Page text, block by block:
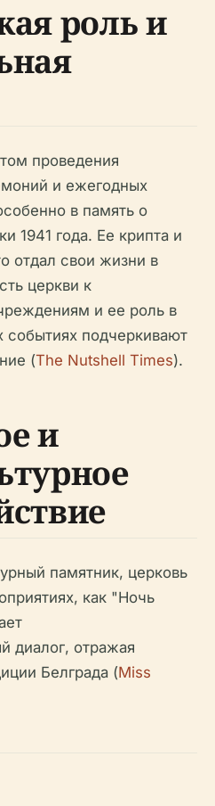
роль и
проведения
и ежегодных
в память о
1941 года. Ее крипта и
отдал свои жизни в
церкви к
и ее роль в
событиях подчеркивают
(The Nutshell Times).
и
памятник, церковь
как "Ночь
диалог, отражая
Белграда (Miss